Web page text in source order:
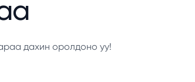
дахин оролдоно уу!